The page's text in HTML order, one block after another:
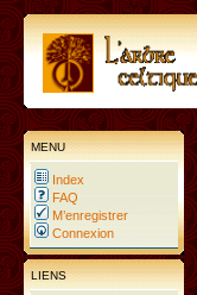
MENU
Index
FAQ
M’enregistrer
Connexion
LIENS